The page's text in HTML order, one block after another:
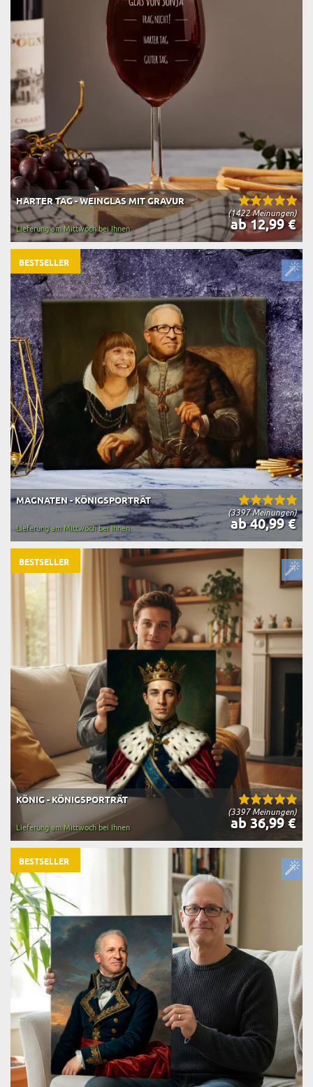
(1422 Meinungen)
HARTER TAG - WEINGLAS MIT GRAVUR
ab 12,99 €
Lieferung am Mittwoch bei Ihnen
(3397 Meinungen)
MAGNATEN - KÖNIGSPORTRÄT
ab 40,99 €
Lieferung am Mittwoch bei Ihnen
BESTSELLER
(3397 Meinungen)
KÖNIG - KÖNIGSPORTRÄT
ab 36,99 €
Lieferung am Mittwoch bei Ihnen
BESTSELLER
BESTSELLER